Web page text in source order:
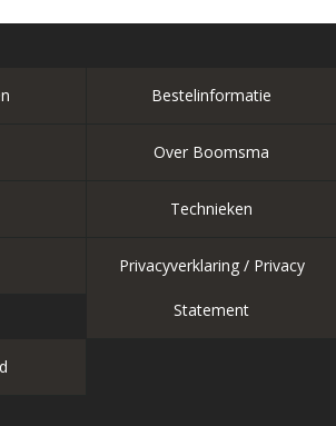
Bestelinformatie
Over Boomsma
Technieken
Privacyverklaring / Privacy
Statement